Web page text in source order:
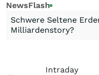
NewsFlash
Schwere Seltene
Milliardenstory?
Intraday